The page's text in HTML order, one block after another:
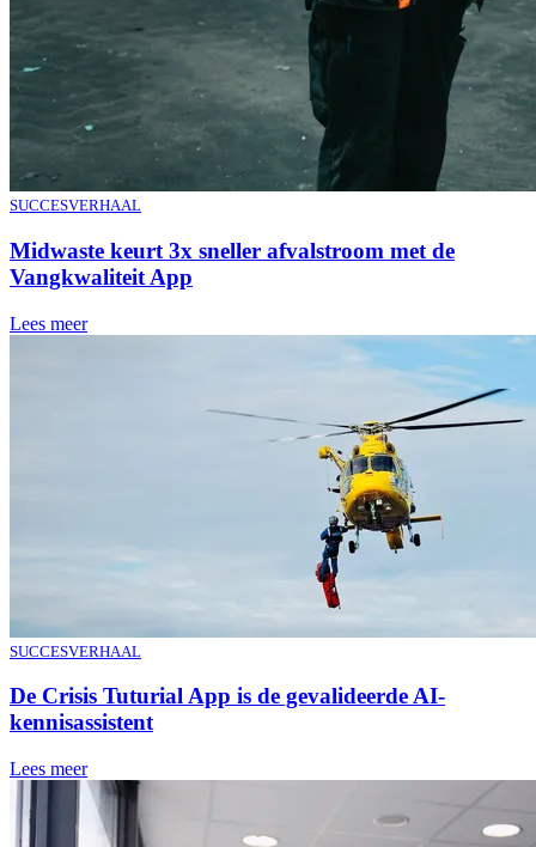
SUCCESVERHAAL
Midwaste keurt 3x sneller afvalstroom met de
Vangkwaliteit App
Lees meer
SUCCESVERHAAL
De Crisis Tuturial App is de gevalideerde AI-
kennisassistent
Lees meer